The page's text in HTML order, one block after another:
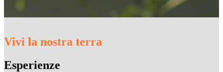
Vivi la nostra terra
Esperienze